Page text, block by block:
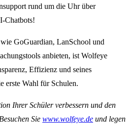
rund um die Uhr über
Chatbots!
GoGuardian, LanSchool und
anbieten, ist Wolfeye
Effizienz und seines
erste Wahl für Schulen.
Ihrer Schüler verbessern und den
Sie www.wolfeye.de und legen